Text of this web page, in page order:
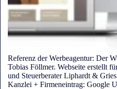
Referenz der Werbeagentur: Der
Tobias Föllmer. Webseite erstellt
und Steuerberater Liphardt &
Kanzlei + Firmeneintrag: Google